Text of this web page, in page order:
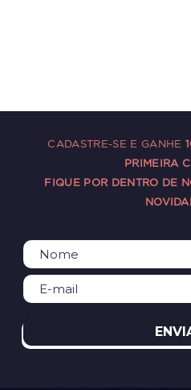
CADASTRE-SE E GANHE
PRIMEIRA
FIQUE POR DENTRO DE